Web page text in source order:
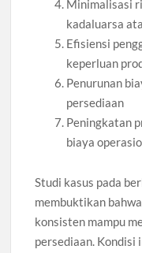
Minimalisasi
kadaluarsa
Efisiensi
keperluan
Penurunan
persediaan
Peningkatan
biaya
Studi kasus pada
membuktikan
konsisten mampu
persediaan. Kondisi